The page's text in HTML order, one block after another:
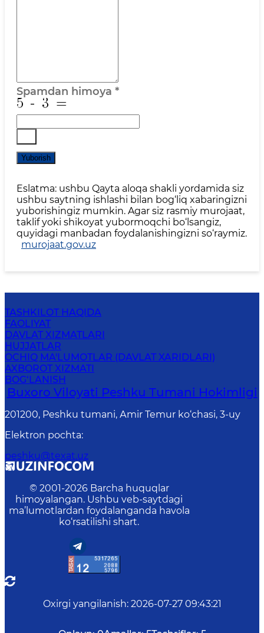
Spamdan himoya *
Yuborish
Eslatma: ushbu Qayta aloqa shakli yordamida siz
ushbu saytning ishlashi bilan bog‘liq xabaringizni
yuborishingiz mumkin. Agar siz rasmiy murojaat,
taklif yoki shikoyat yubormoqchi bo‘lsangiz,
quyidagi manbadan foydalanishingizni so‘raymiz.
murojaat.gov.uz
TASHKILOT HAQIDA
FAOLIYAT
DAVLAT XIZMATLARI
HUJJATLAR
OCHIQ MA'LUMOTLAR (DAVLAT XARIDLARI)
AXBOROT XIZMATI
BOG‘LANISH
Buxoro Viloyati Peshku Tumani Hokimligi
201200, Peshku tumani, Аmir Temur ko‘chasi, 3-uy
Elektron pochta:
peshku@texat.uz
© 2001-2026 Barcha huquqlar
himoyalangan. Ushbu veb-saytdagi
ma’lumotlardan foydalanganda havola
ko‘rsatilishi shart.
Oxirgi yangilanish: 2026-07-27 09:43:21